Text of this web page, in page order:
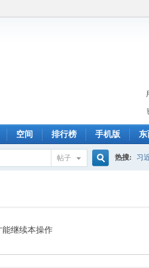
空间 排行榜 手机版 东
帖子 热搜: 习
继续本操作